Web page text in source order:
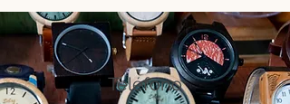
Teléfono